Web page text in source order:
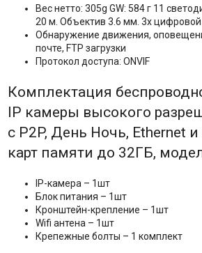
Вес нетто: 305g GW: 584 г 11
20 м. Объектив 3.6 мм. 3x цифровой
Обнаружение движения,
почте, FTP загрузки
Протокол доступа: ONVIF
Комплектация
IP камеры высокого
с P2P, День Ночь, Ethernet
карт памяти до 32ГБ,
IP-камера – 1шт
Блок питания – 1шт
Кронштейн-крепление – 1шт
Wifi антена – 1шт
Крепежные болты – 1 комплект